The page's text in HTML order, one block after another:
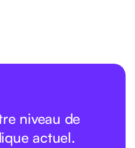
niveau de
actuel.